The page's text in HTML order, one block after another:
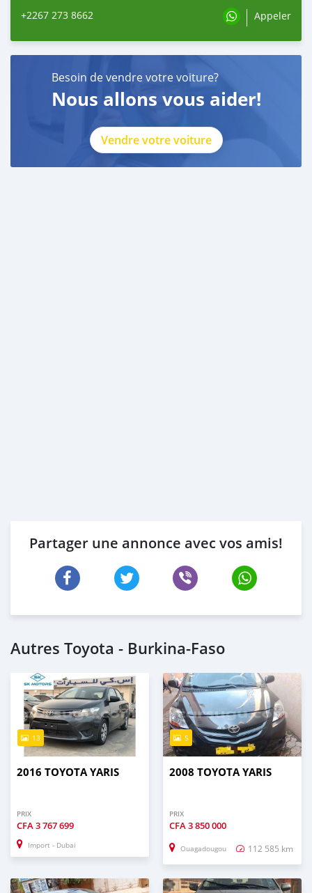
+2267 273 8662 Appeler
Besoin de vendre votre voiture?
Nous allons vous aider!
Vendre votre voiture
Partager une annonce avec vos amis!
Autres Toyota - Burkina-Faso
13
2016 TOYOTA YARIS
PRIX
CFA3 767 699
Import - Dubai
5
2008 TOYOTA YARIS
PRIX
CFA3 850 000
Ouagadougou 112 585 km